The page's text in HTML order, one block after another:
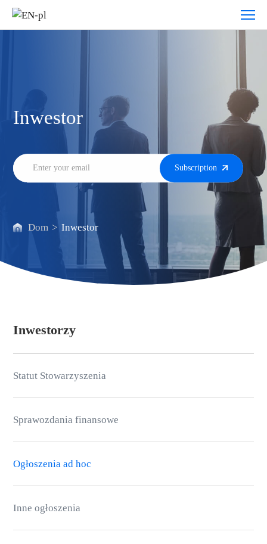
Ogłoszenia
ad
Inwestor
Subscription
Dom > Inwestor
Inwestorzy
Statut Stowarzyszenia
Sprawozdania finansowe
Ogłoszenia ad hoc
Inne ogłoszenia